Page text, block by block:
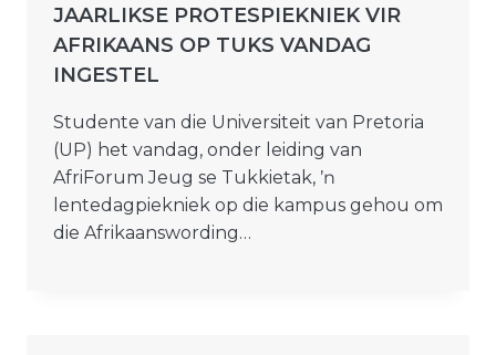
JAARLIKSE PROTESPIEKNIEK VIR
AFRIKAANS OP TUKS VANDAG
INGESTEL
Studente van die Universiteit van Pretoria
(UP) het vandag, onder leiding van
AfriForum Jeug se Tukkietak, ŉ
lentedagpiekniek op die kampus gehou om
die Afrikaanswording…